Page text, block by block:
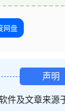
网盘
声明
件及文章来源